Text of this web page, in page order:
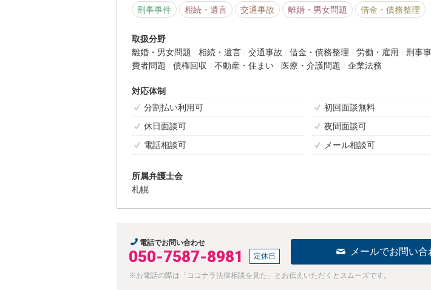
刑事事件
相続・遺言 交通事故 離婚・男女問題 借金・債務整理
取扱分野
離婚・男女問題
相続・遺言 交通事故 借金・債務整理 労働・雇用 刑事
費者問題
債権回収 不動産・住まい 医療・介護問題 企業法務
対応体制
分割払い利用可
初回面談無料
休日面談可
夜間面談可
電話相談可
メール相談可
所属弁護士会
札幌
電話でお問い合わせ
050-7587-8981 定休日 メールでお問い合
※お電話の際は「ココナラ法律相談を見た」とお伝えいただくとスムーズです。